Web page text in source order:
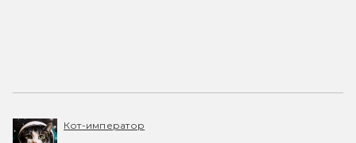
Кот-император